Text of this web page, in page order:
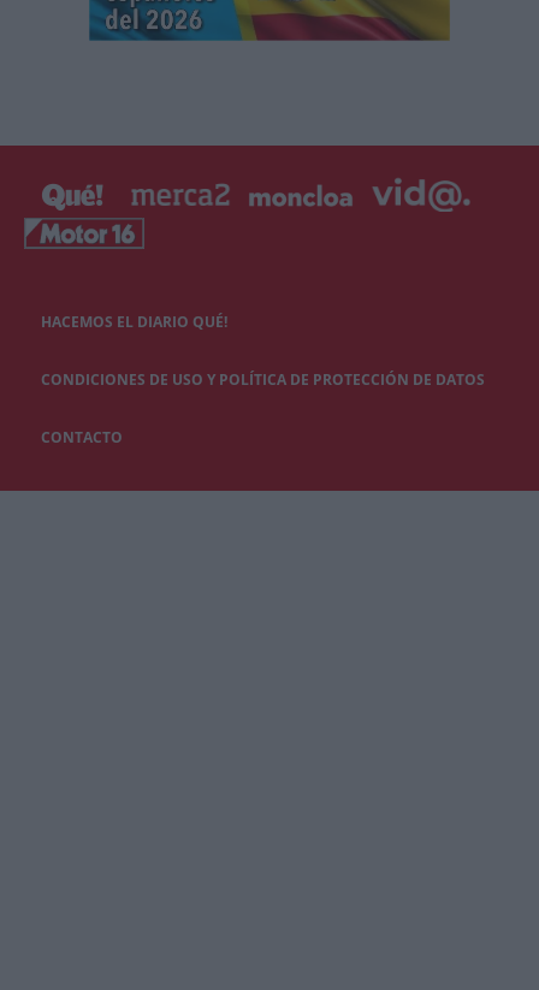
HACEMOS EL DIARIO QUÉ!
CONDICIONES DE USO Y POLÍTICA DE PROTECCIÓN DE DATOS
CONTACTO